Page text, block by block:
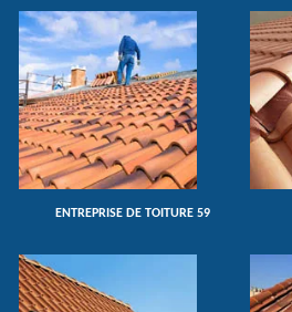
ENTREPRISE DE TOITURE 59